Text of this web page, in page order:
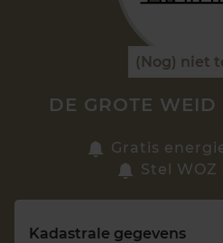
Zoek een woning
(Nog) niet
DE GROTE WEID
Gratis
Stel
Kadastrale gegevens